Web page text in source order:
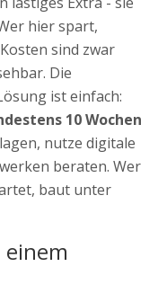
hier spart,
sind zwar
Die
ist einfach:
10 Wochen
nutze digitale
beraten. Wer
baut unter